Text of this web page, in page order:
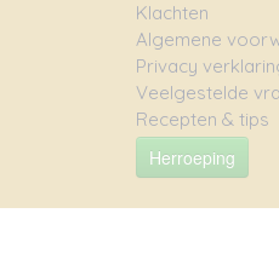
Klachten
Algemene
Privacy
Veelgestelde
Recepten & tips
Herroeping